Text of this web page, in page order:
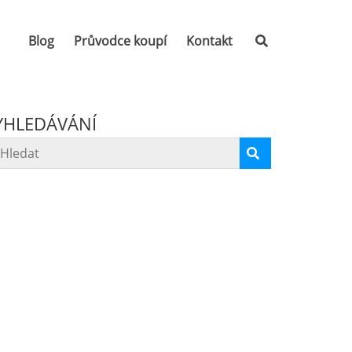
Blog Průvodce koupí Kontakt